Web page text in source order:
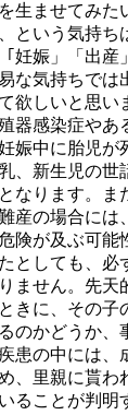
生ませてみた
という気持ち
妊娠」「出産
な気持ちでは
欲しいと思い
器感染症やあ
娠中に胎児が
、新生児の世
なります。ま
産の場合には
険が及ぶ可能
としても、必
ません。先天
きに、その子
のかどうか、
患の中には、
、里親に貰わ
ることが判明